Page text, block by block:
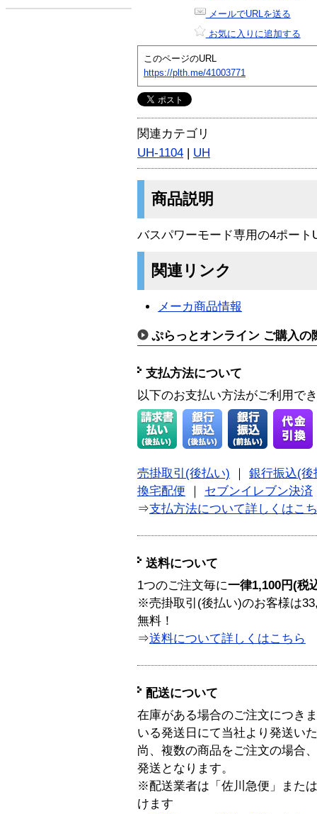
メールでURLを送る
お気に入りに追加する
このページのURL
https://plth.me/41003771
関連カテゴリ
UH-1104 | UH
商品説明
バスパワーモード専用の4ポート
関連リンク
メーカ商品情報
ぷらっとオンライン ご購入の
支払方法について
以下のお支払い方法がご利用で
売掛取引(後払い)
銀行振込(後
換宅配便
セブンイレブン決済
⇒支払方法について詳しくはこ
送料について
1つのご注文毎に一律1,100円(税
※売掛取引(後払い)のお客様は
無料！
⇒送料について詳しくはこちら
配送について
在庫がある場合のご注文につき
いる発送日にて当社より発送い
尚、複数の商品をご注文の場合
発送となります。
※配送業者は「佐川急便」また
けます